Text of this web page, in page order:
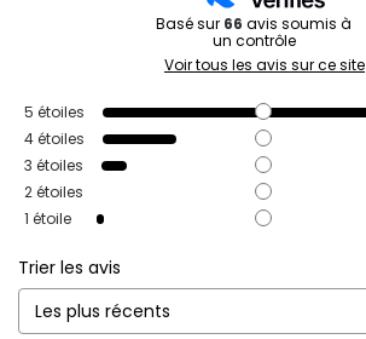
Basé sur 66 avis soumis à
un contrôle
Voir tous les avis sur ce site
5 étoiles
4étoiles
3 étoiles
2étoiles
1 étoile
Trier les avis